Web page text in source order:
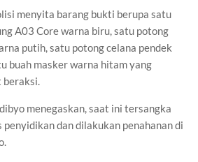
menyita barang bukti berupa satu
A03 Core warna biru, satu potong
putih, satu potong celana pendek
buah masker warna hitam yang
beraksi.
menegaskan, saat ini tersangka
dan dilakukan penahanan di